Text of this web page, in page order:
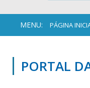
MENU: PÁGINA
PORTAL